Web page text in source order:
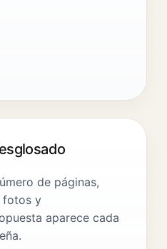
de páginas,
fotos y
aparece cada